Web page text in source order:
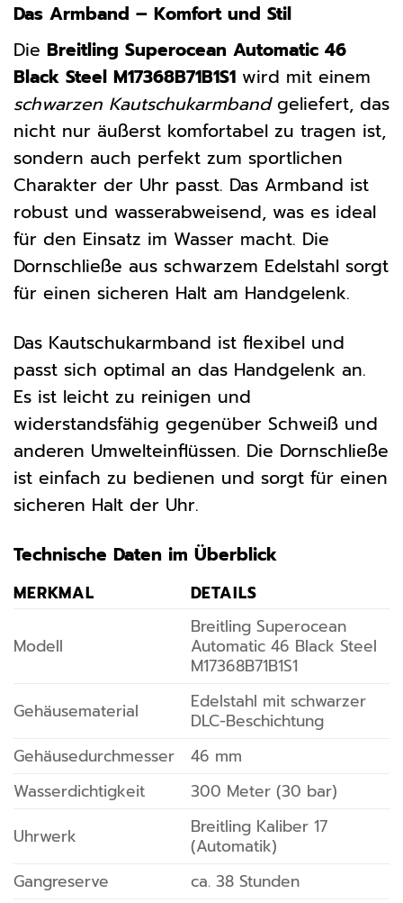
Das Armband – Komfort und Stil
Die Breitling Superocean Automatic 46
Black Steel M17368B71B1S1 wird mit einem
schwarzen Kautschukarmbandgeliefert, das
nicht nur äußerst komfortabel zu tragen ist,
sondern auch perfekt zum sportlichen
Charakter der Uhr passt. Das Armband ist
robust und wasserabweisend, was es ideal
für den Einsatz im Wasser macht. Die
Dornschließe aus schwarzem Edelstahl sorgt
für einen sicheren Halt am Handgelenk.
Das Kautschukarmband ist flexibel und
passt sich optimal an das Handgelenk an.
Es ist leicht zu reinigen und
widerstandsfähig gegenüber Schweiß und
anderen Umwelteinflüssen. Die Dornschließe
ist einfach zu bedienen und sorgt für einen
sicheren Halt der Uhr.
Technische Daten im Überblick
MERKMAL DETAILS
Modell
Breitling Superocean
Automatic 46 Black Steel
M17368B71B1S1
Gehäusematerial
Edelstahl mit schwarzer
DLC-Beschichtung
Gehäusedurchmesser
46 mm
Wasserdichtigkeit
300 Meter (30 bar)
Uhrwerk
Breitling Kaliber 17
(Automatik)
Gangreserve
ca. 38 Stunden